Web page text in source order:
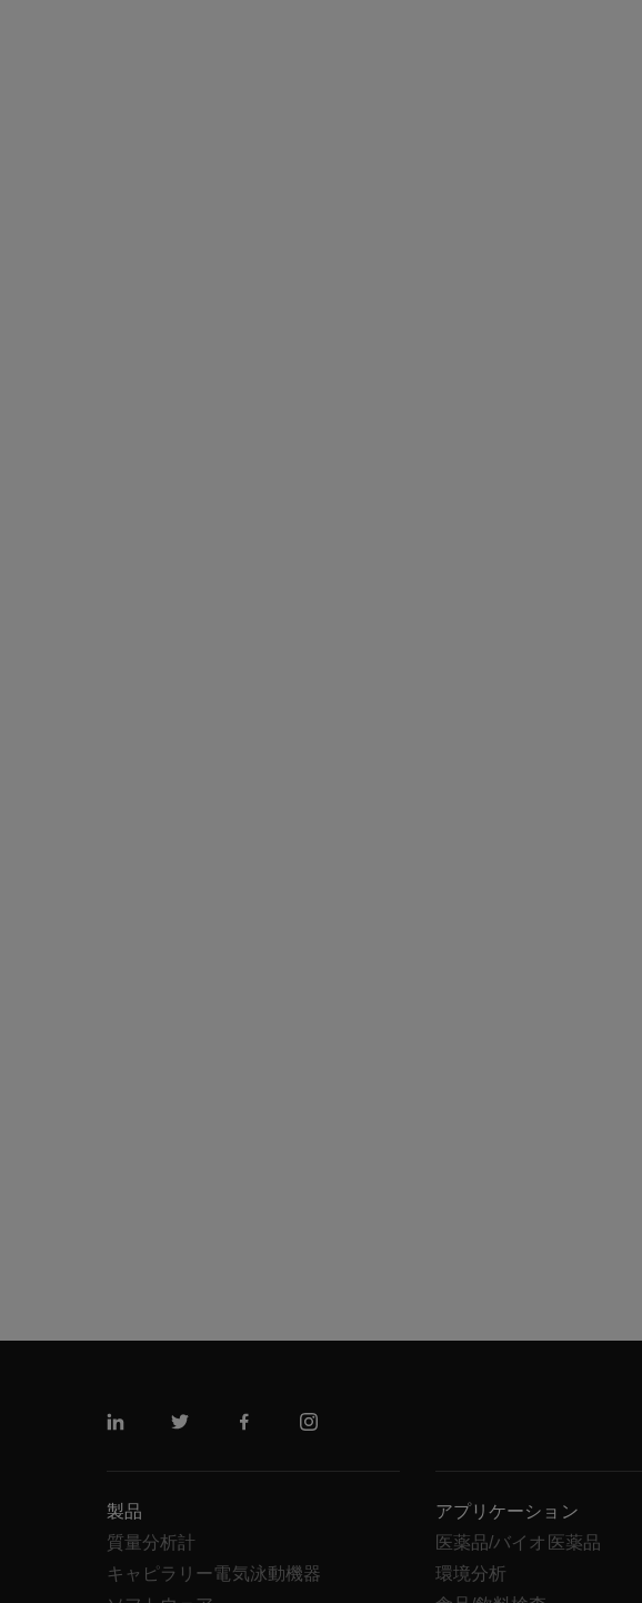
リンクトインツイッターフェイスブックインスタグラム
製品
質量分析計
キャピラリー電気泳動機器
アプリケーション
医薬品/バイオ医薬品
環境分析